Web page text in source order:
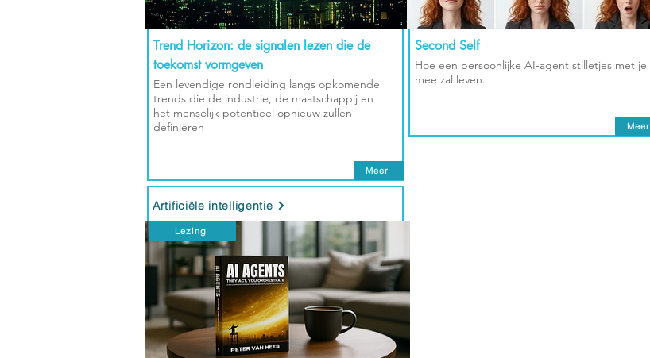
Trend Horizon: de signalen lezen die de
toekomst vormgeven
Een levendige rondleiding langs opkomende
trends die de industrie, de maatschappij en
het menselijk potentieel opnieuw zullen
definiëren
Meer
Artificiële intelligentie
Lezing
Second Self
Hoe een persoonlijke AI-agent stilletjes met je
mee zal leven.
Meer